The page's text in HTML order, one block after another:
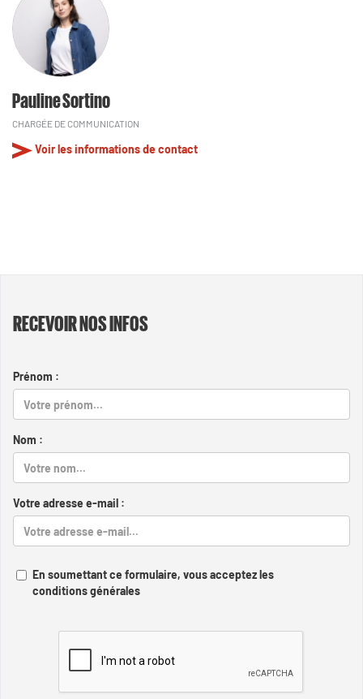
Pauline Sortino
CHARGÉE DE COMMUNICATION
Voir les informations de contact
RECEVOIR NOS INFOS
Prénom :
Nom :
Votre adresse e-mail :
En soumettant ce formulaire, vous acceptez les
conditions générales